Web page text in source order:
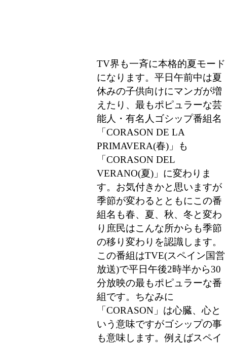
TV界も一斉に本格的夏モード
になります。平日午前中は夏
休みの子供向けにマンガが増
えたり、最もポピュラーな芸
能人・有名人ゴシップ番組名
「CORASON DE LA
PRIMAVERA(春)」も
「CORASON DEL
VERANO(夏)」に変わりま
す。お気付きかと思いますが
季節が変わるとともにこの番
組名も春、夏、秋、冬と変わ
り庶民はこんな所からも季節
の移り変わりを認識します。
この番組はTVE(スペイン国営
放送)で平日午後2時半から30
分放映の最もポピュラーな番
組です。ちなみに
「CORASON」は心臓、心と
いう意味ですがゴシップの事
も意味します。例えばスペイ